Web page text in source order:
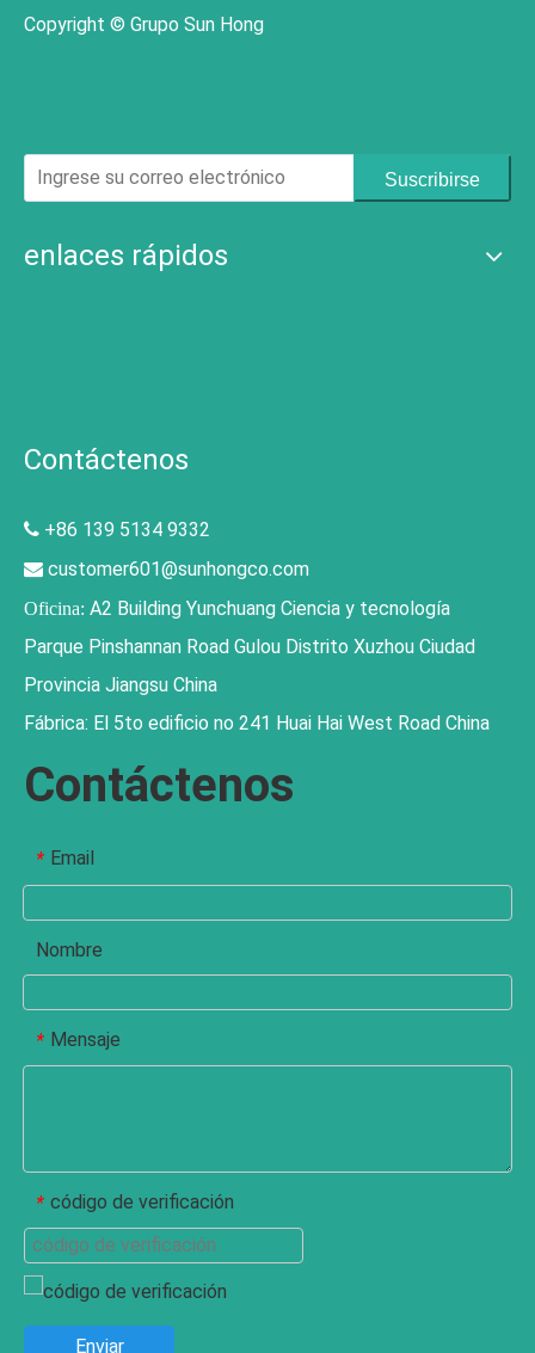
Copyright © Grupo Sun Hong
Suscribirse
enlaces rápidos
Contáctenos
 +86 139 5134 9332
 customer601@sunhongco.com
Oficina: A2 Building Yunchuang Ciencia y tecnología
Parque Pinshannan Road Gulou Distrito Xuzhou Ciudad
Provincia Jiangsu China
Fábrica: El 5to edificio no 241 Huai Hai West Road China
Contáctenos
* Email
Nombre
* Mensaje
* código de verificación
Enviar